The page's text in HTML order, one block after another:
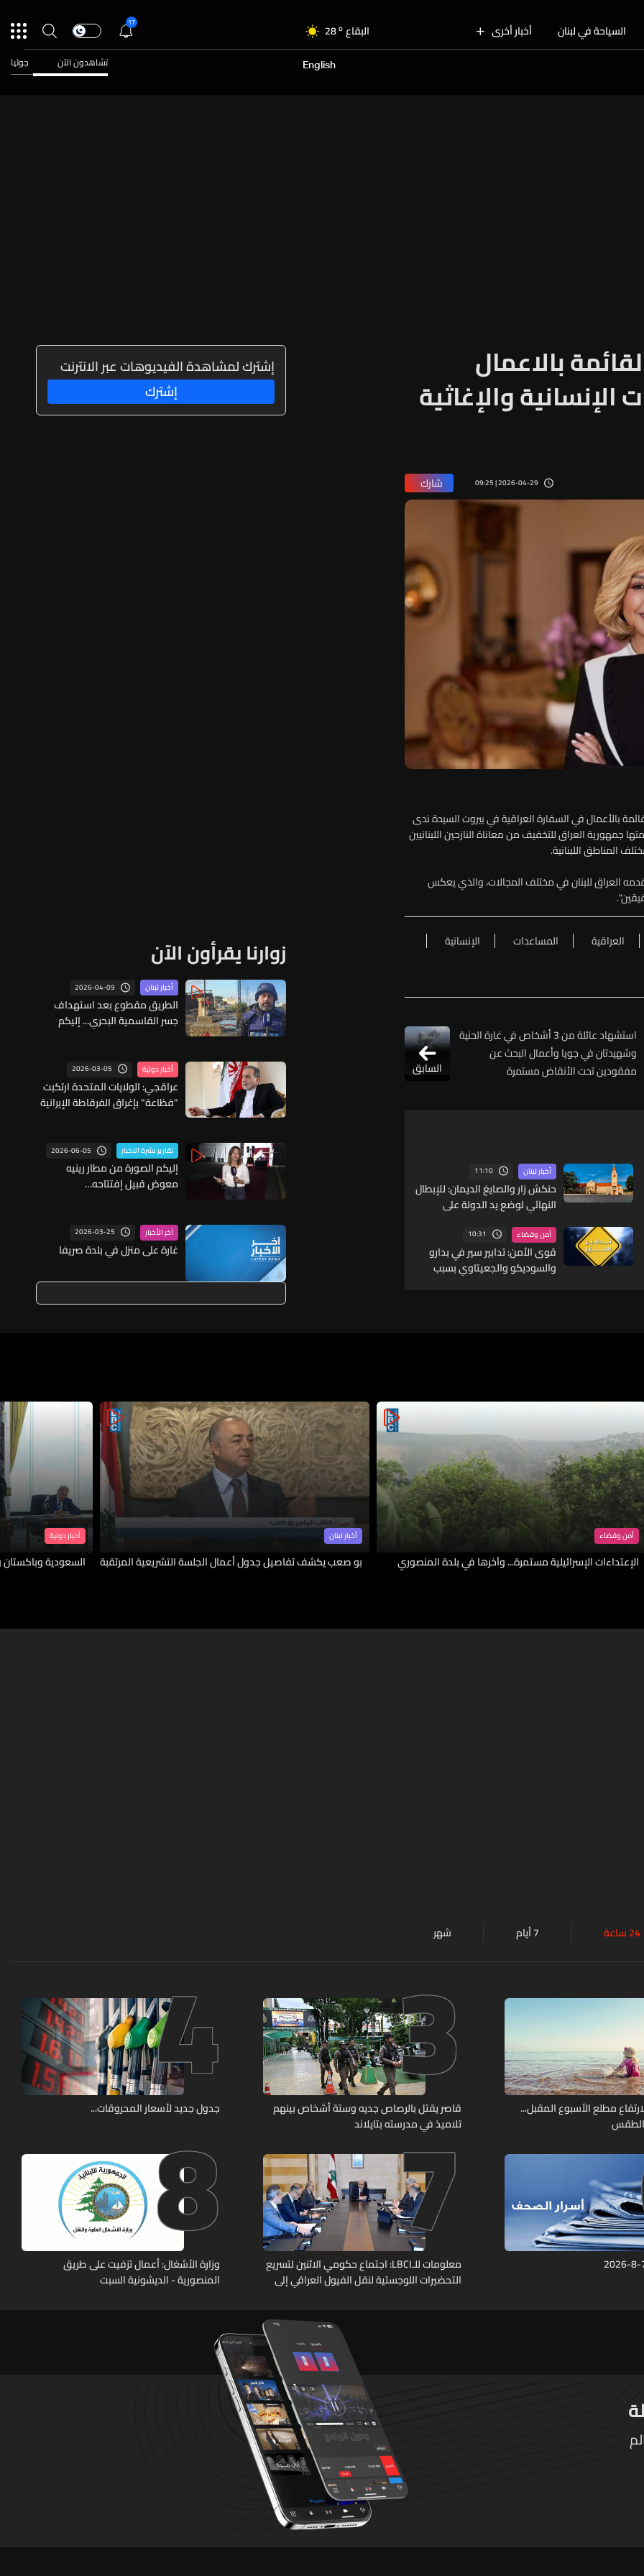
السياحة في لبنان أخبار أخرى البقاع 28o
الجنوب 30o
28
17
English تشاهدون الآن جوليا
بالاعمال
والإغاثية
2026-04-29 | 09:25 شارك
بالأعمال في السفارة العراقية في بيروت السيدة ندى
جمهورية العراق للتخفيف من معاناة النازحين اللبنانيين
المناطق اللبنانية.
يقدمه العراق للبنان في مختلف المجالات، والذي يعكس
العراقية المساعدات
الإنسانية
استشهاد عائلة من 3 أشخاص في غارة الحنية
وشهيدتان في جويا وأعمال البحث عن
مفقودين تحت الأنقاض مستمرة
السابق
أخبار لبنان 11:10
حنكش زار والصايغ الديمان: للإبطال
النهائي لوضع يد الدولة على
أمن وقضاء 10:31
قوى الأمن: تدابير سير في بدارو
والسوديكو والجعيتاوي بسبب
إشترك لمشاهدة الفيديوهات عبر الانترنت
إشترك
زوارنا يقرأون الآن
أخبار لبنان 2026-04-09
الطريق مقطوع بعد استهداف
جسر القاسمية البحري... إليكم
أخبار دولية 2026-03-05
عراقجي: الولايات المتحدة ارتكبت
"فظاعة" بإغراق الفرقاطة الإيرانية
تقارير نشرة الاخبار 2026-06-05
إليكم الصورة من مطار رينيه
معوض قبيل إفتتاحه…
آخر الأخبار 2026-03-25
غارة على منزل في بلدة صريفا
أمن وقضاء
الإعتداءات الإسرائيلية مستمرة... وآخرها في بلدة المنصوري
أخبار لبنان
بو صعب يكشف تفاصيل جدول أعمال الجلسة التشريعية المرتقبة
أخبار دولية
السعودية
24 ساعة 7 أيام شهر
مطلع الأسبوع المقبل...
الطقس
3
قاصر يقتل بالرصاص جديه وستة أشخاص بينهم
تلاميذ في مدرسته بتايلاند
4
جدول جديد لأسعار المحروقات... 7 معلومات للـLBCI: اجتماع حكومي الاثنين لتسريع
التحضيرات اللوجستية لنقل الفيول العراقي إلى
8
وزارة الأشغال: أعمال تزفيت على طريق
المنصورية - الديشونية السبت